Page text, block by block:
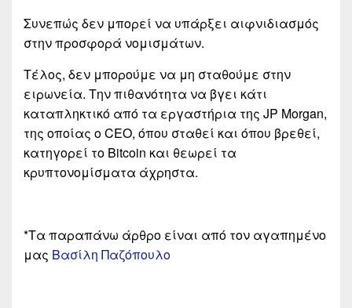
Συνεπώς δεν μπορεί να υπάρξει αιφνιδιασμός
στην προσφορά νομισμάτων.
Τέλος, δεν μπορούμε να μη σταθούμε στην
ειρωνεία. Την πιθανότητα να βγει κάτι
καταπληκτικό από τα εργαστήρια της JP Morgan,
της οποίας ο CEO, όπου σταθεί και όπου βρεθεί,
κατηγορεί το Bitcoin και θεωρεί τα
κρυπτονομίσματα άχρηστα.
*Τα παραπάνω άρθρο είναι από τον αγαπημένο
μας Βασίλη Παζόπουλο